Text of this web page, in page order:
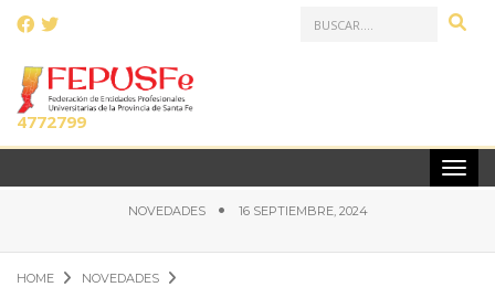
LLAMANOS AL:(0341)
4772799
FELIZ DÍA DEL PROFESIONAL UNIVERSITARIO
NOVEDADES 16 SEPTIEMBRE, 2024
HOME
NOVEDADES